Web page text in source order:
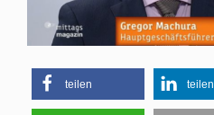
teilen teilen